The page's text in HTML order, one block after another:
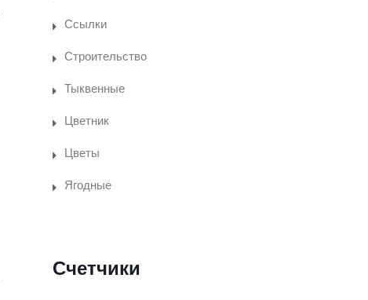
Ссылки
Строительство
Тыквенные
Цветник
Цветы
Ягодные
Счетчики